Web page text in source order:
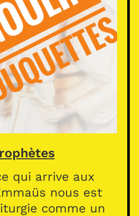
qui arrive aux
nous est
comme un